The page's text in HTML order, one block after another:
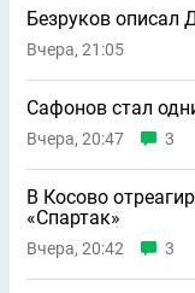
Безруков описал
Вчера, 21:05
Сафонов стал
Вчера, 20:47 3
В Косово
«Спартак»
Вчера, 20:42 3